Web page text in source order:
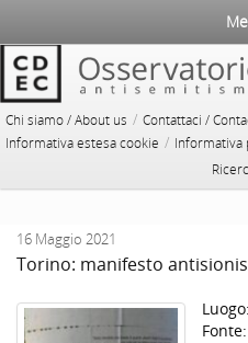
Chi siamo / About us / Contattaci /
Informativa estesa cookie / Informativa
16 Maggio 2021
Torino: manifesto
Luogo:
Fonte: